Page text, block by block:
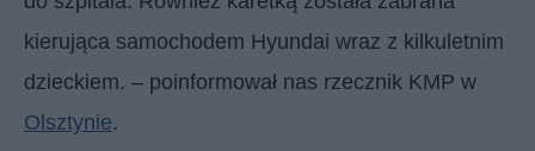
kierująca samochodem Hyundai wraz z kilkuletnim
dzieckiem. – poinformował nas rzecznik KMP w
Olsztynie.